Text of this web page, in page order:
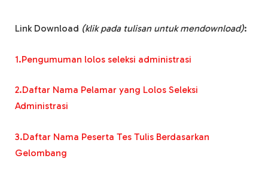
Link Download (klik pada tulisan untuk mendownload):
1.Pengumuman lolos seleksi administrasi
2.Daftar Nama Pelamar yang Lolos Seleksi
Administrasi
3.Daftar Nama Peserta Tes Tulis Berdasarkan
Gelombang